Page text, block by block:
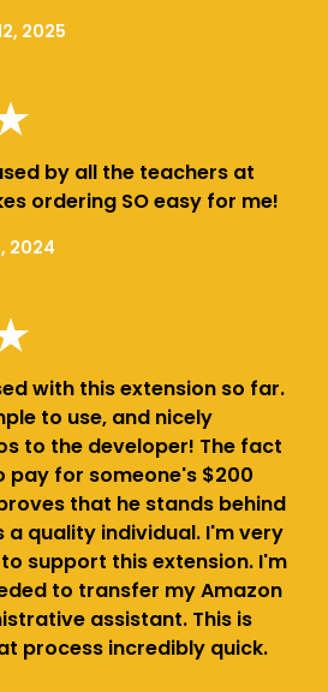
2025
by all the teachers at
ordering SO easy for me!
2024
with this extension so far.
to use, and nicely
to the developer! The fact
for someone's $200
that he stands behind
a quality individual. I'm very
support this extension. I'm
to transfer my Amazon
assistant. This is
process incredibly quick.